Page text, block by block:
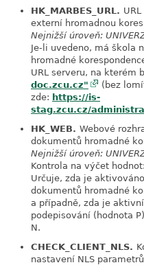
HK_MARBES_URL.
externí hromadnou
Nejnižší úroveň:
Je-li uvedeno, má škola
hromadné
URL serveru, na kterém
doc.zcu.cz"
(bez
zde: https://is-
stag.zcu.cz/
HK_WEB. Webové
dokumentů hromadné
Nejnižší úroveň:
Kontrola na výčet
Určuje, zda je
dokumentů hromadné
a případně, zda je
podepisování (hodnota
N.
CHECK_CLIENT_NLS.
nastavení NLS